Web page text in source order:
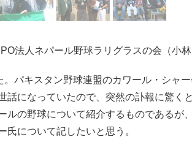
法人ネパール野球ラリグラスの会（小林
パキスタン野球連盟のカワール・シャ
話になっていたので、突然の訃報に驚く
ルの野球について紹介するものであるが
について記したいと思う。